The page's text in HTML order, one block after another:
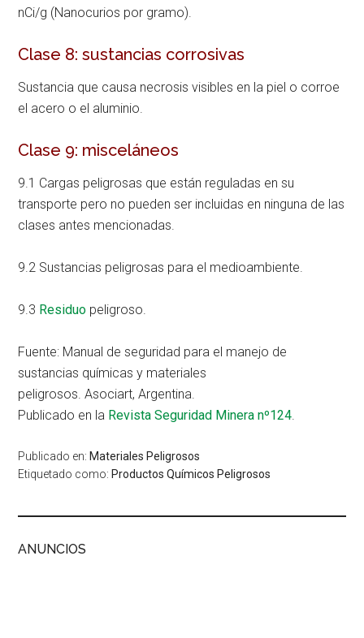
nCi/g (Nanocurios por gramo).
Clase 8: sustancias corrosivas
Sustancia que causa necrosis visibles en la piel o corroe
el acero o el aluminio.
Clase 9: misceláneos
9.1 Cargas peligrosas que están reguladas en su
transporte pero no pueden ser incluidas en ninguna de las
clases antes mencionadas.
9.2 Sustancias peligrosas para el medioambiente.
9.3 Residuo peligroso.
Fuente: Manual de seguridad para el manejo de
sustancias químicas y materiales
peligrosos.Asociart, Argentina.
Publicado en la Revista Seguridad Minera nº124
Publicado en: Materiales Peligrosos
Etiquetado como: Productos Químicos Peligrosos
ANUNCIOS